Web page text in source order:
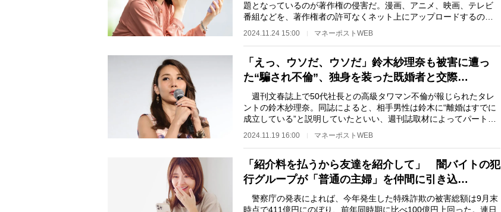
題となっているのが著作権の侵害だ。漫画、アニメ、映画、テレビ
番組などを、著作権者の許可なくネット上にアップロードするのは
2024.11.24 15:00 マネーポストWEB
「えっ、ウソだ、ウソだ」鈴木紗理奈も被害に遭っ
た“騙され不倫”、独身を装った既婚者と交際…
週刊文春誌上で50代社長との高級タワマン不倫が報じられたタレ
ントの鈴木紗理奈。同誌によると、相手男性は鈴木に“離婚はすでに
成立している”と説明していたといい、週刊誌取材によってパートナ
2024.11.19 16:00 マネーポストWEB
「紹介料を払うから友達を紹介して」 闇バイトの犯
行グループが「普通の主婦」を仲間に引き込…
警察庁の発表によれば、今年発生した特殊詐欺の被害総額は9月末
時点で411億円にのぼり、前年同時期に比べ100億円上回った。連日